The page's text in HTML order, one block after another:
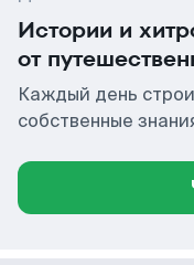
Истории и
от
Каждый день
собственные